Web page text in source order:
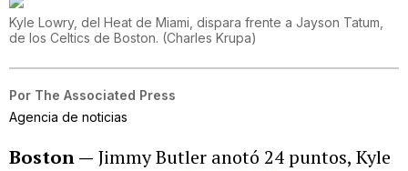
Kyle Lowry, del Heat de Miami, dispara frente a Jayson Tatum,
de los Celtics de Boston. (Charles Krupa)
Por The Associated Press
Agencia de noticias
Boston — Jimmy Butler anotó 24 puntos, Kyle